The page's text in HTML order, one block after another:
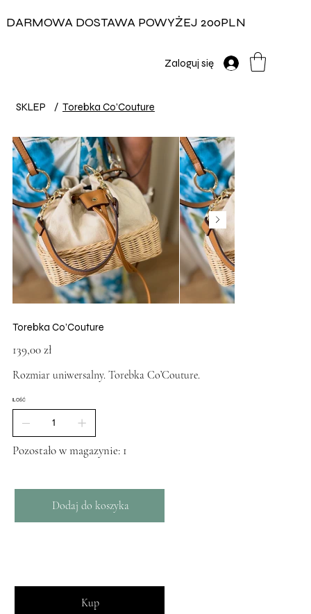
DARMOWA DOSTAWA POWYŻEJ 200PLN
Zaloguj się
SKLEP / Torebka Co’Couture
Torebka Co’Couture
139,00 zł
Rozmiar uniwersalny. Torebka Co’Couture.
ILOŚĆ
Pozostało w magazynie: 1
Dodaj do koszyka
Kup